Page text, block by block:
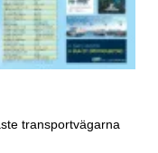
transportvägarna